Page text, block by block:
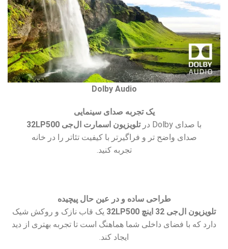
Dolby Audio
یک تجربه صدای سینمایی
با صدای Dolby در
تلویزیون اسمارت ال‌جی 32LP500
صدای واضح تر و فراگیرتر با کیفیت تئاتر را در خانه
تجربه کنید.
طراحی ساده و در عین حال پیچیده
تلویزیون ال‌جی 32 اینچ 32LP500
یک قاب نازک و روکش شیک
دارد که با فضای داخلی شما هماهنگ است تا تجربه بهتری از دید
ایجاد کند.